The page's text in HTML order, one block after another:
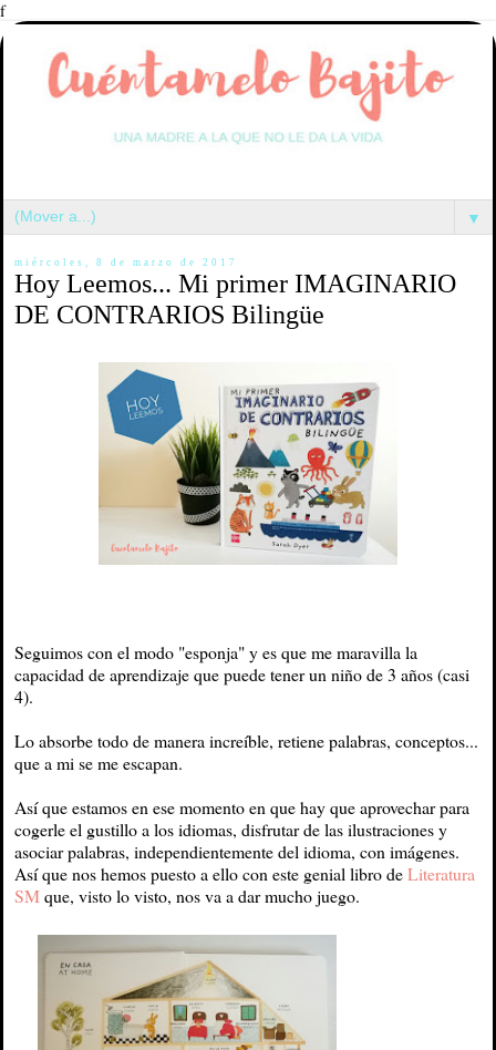
f
▼
miércoles, 8 de marzo de 2017
Hoy Leemos... Mi primer IMAGINARIO
DE CONTRARIOS Bilingüe
Seguimos con el modo "esponja" y es que me maravilla la
capacidad de aprendizaje que puede tener un niño de 3 años (casi
4).
Lo absorbe todo de manera increíble, retiene palabras, conceptos...
que a mi se me escapan.
Así que estamos en ese momento en que hay que aprovechar para
cogerle el gustillo a los idiomas, disfrutar de las ilustraciones y
asociar palabras, independientemente del idioma, con imágenes.
Así que nos hemos puesto a ello con este genial libro deLiteratura
SMque, visto lo visto, nos va a dar mucho juego.